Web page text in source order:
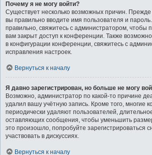
Почему я не могу войти?
Существует несколько возможных причин. Прежде
вы правильно вводите имя пользователя и
правильно, свяжитесь с администратором, чтобы
вам закрыт доступ к конференции. Также
в конфигурации конференции, свяжитесь с
исправления настроек.
Вернуться к началу
Я давно зарегистрирован, но больше не могу
Возможно, администратор по какой-то причине
удалил вашу учётную запись. Кроме того, многие
периодически удаляют пользователей,
оставляющих сообщения, чтобы уменьшить
это произошло, попробуйте зарегистрироваться
участвовать в дискуссиях.
Вернуться к началу